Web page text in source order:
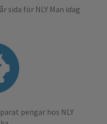
sida för NLY Man idag
pengar hos NLY